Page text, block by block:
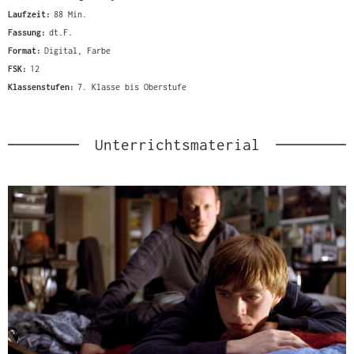
Laufzeit: 88 Min.
Fassung: dt.F.
Format: Digital, Farbe
FSK: 12
Klassenstufen: 7. Klasse bis Oberstufe
Unterrichtsmaterial